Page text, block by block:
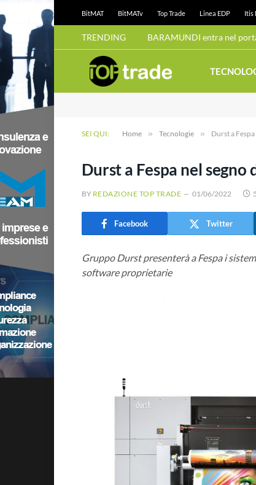
BitMAT BitMATv Top Trade Linea EDP Itis
TRENDING BARAMUNDI entra nel
SEI QUI: Home » Tecnologie » Durst a
Durst a Fespa nel segno
BY REDAZIONE TOP TRADE 01/06/2022
Facebook Twitter
Gruppo Durst presenterà a Fespa i
software proprietarie